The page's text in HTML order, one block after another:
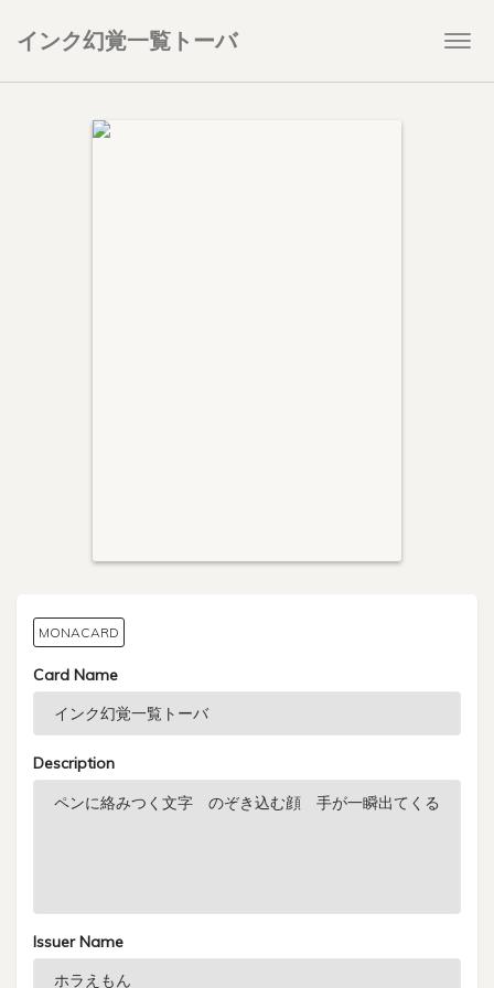
インク幻覚一覧トーバ
MONACARD
Card Name
Description
Issuer Name